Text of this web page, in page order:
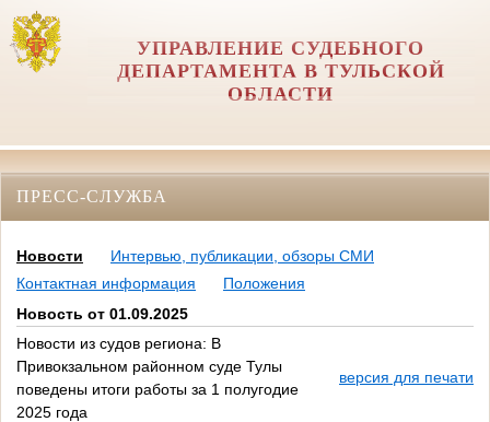
УПРАВЛЕНИЕ СУДЕБНОГО
ДЕПАРТАМЕНТА В ТУЛЬСКОЙ
ОБЛАСТИ
ПРЕСС-СЛУЖБА
Новости
Интервью, публикации, обзоры СМИ
Контактная информация
Положения
Новость от 01.09.2025
Новости из судов региона: В
Привокзальном районном суде Тулы
поведены итоги работы за 1 полугодие
2025 года
версия для печати